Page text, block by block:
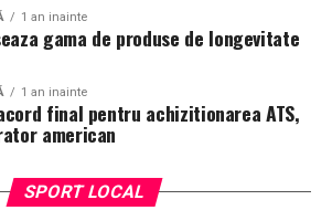
1 an inainte
gama de produse de longevitate
1 an inainte
final pentru achizitionarea ATS,
american
SPORT LOCAL